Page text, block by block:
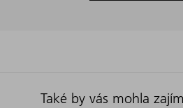
Také by vás mohla